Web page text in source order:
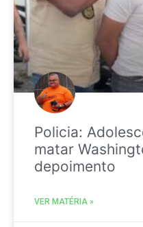
Policia:
matar
depoimento
VER MATÉRIA »